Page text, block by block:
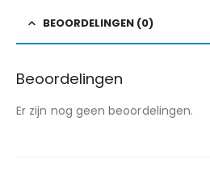
BEOORDELINGEN (0)
Beoordelingen
Er zijn nog geen beoordelingen.